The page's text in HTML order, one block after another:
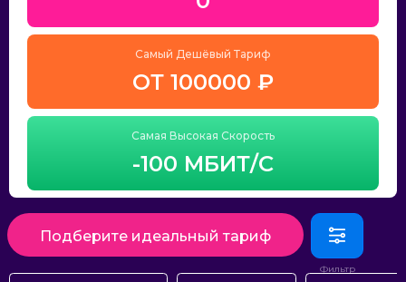
Самый Дешёвый Тариф
ОТ 100000 ₽
Самая Высокая Скорость
-100 МБИТ/С
Подберите идеальный тариф